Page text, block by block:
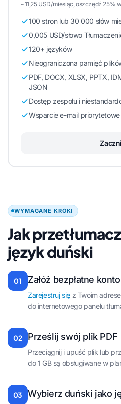
~11,25 USD/miesiąc, oszczędź 25%
100 stron lub 30 000 słów
0,005 USD/słowo
120+ języków
Nieograniczona pamięć
PDF, DOCX, XLSX, PPTX,
JSON
Dostęp zespołu i
Wsparcie e-mail priorytetowe
WYMAGANE KROKI
Jak
język duński
01 Załóż bezpłatne konto
Zarejestruj się z Twoim
do internetowego panelu
02 Prześlij swój plik PDF
Przeciągnij i upuść plik lub
do 1 GB są obsługiwane w
03 Wybierz duński jako